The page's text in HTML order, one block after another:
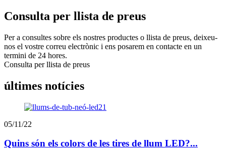
Consulta per llista de preus
Per a consultes sobre els nostres productes o llista de preus, deixeu-
nos el vostre correu electrònic i ens posarem en contacte en un
termini de 24 hores.
Consulta per llista de preus
últimes notícies
05/11/22
Quins són els colors de les tires de llum LED?...